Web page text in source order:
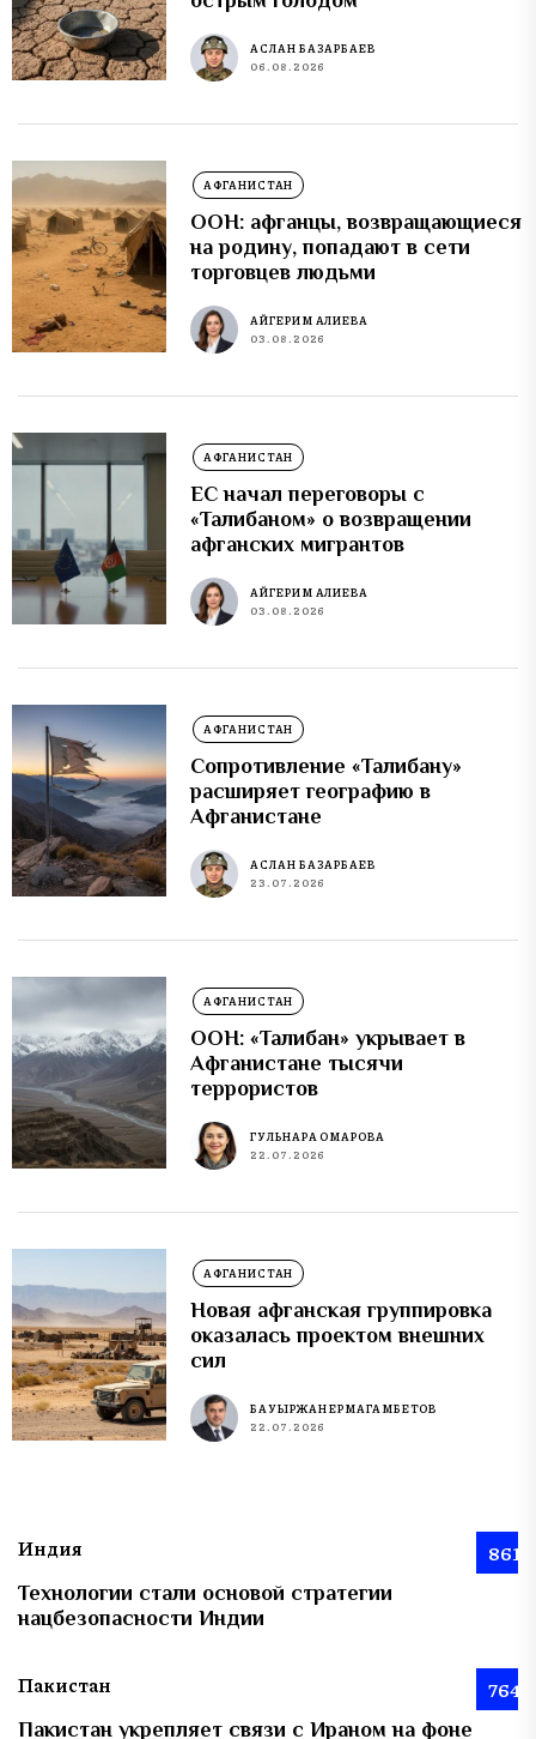
АСЛАН БАЗАРБАЕВ
06.08.2026
АФГАНИСТАН
ООН: афганцы, возвращающиеся
на родину, попадают в сети
торговцев людьми
АЙГЕРИМ АЛИЕВА
03.08.2026
АФГАНИСТАН
ЕС начал переговоры с
«Талибаном» о возвращении
афганских мигрантов
АЙГЕРИМ АЛИЕВА
03.08.2026
АФГАНИСТАН
Сопротивление «Талибану»
расширяет географию в
Афганистане
АСЛАН БАЗАРБАЕВ
23.07.2026
АФГАНИСТАН
ООН: «Талибан» укрывает в
Афганистане тысячи
террористов
ГУЛЬНАРА ОМАРОВА
22.07.2026
АФГАНИСТАН
Новая афганская группировка
оказалась проектом внешних
сил
БАУЫРЖАН ЕРМАГАМБЕТОВ
22.07.2026
Индия 861
Технологии стали основой стратегии
нацбезопасности Индии
Пакистан 764
Пакистан укрепляет связи с Ираном на фоне